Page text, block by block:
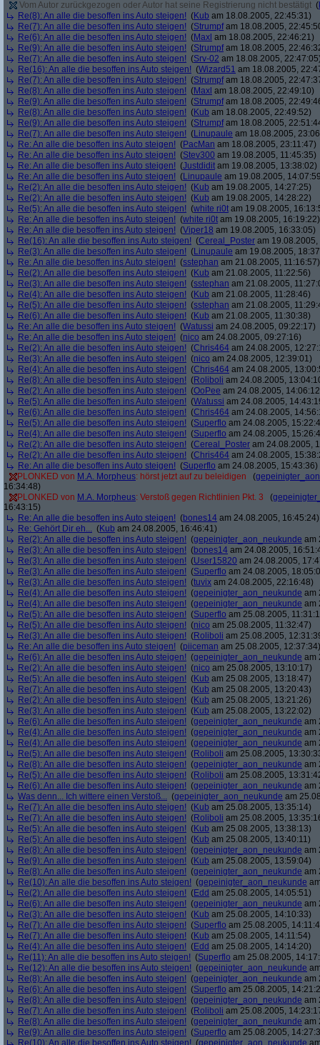
Vom Autor zurückgezogen oder Autor hat seine Registrierung nicht bestätigt (
Re(8): An alle die besoffen ins Auto steigen! (Kub am 18.08.2005, 22:45:31)
Re(7): An alle die besoffen ins Auto steigen! (Strumpfam 18.08.2005,
Re(6): An alle die besoffen ins Auto steigen! (Maxl am 18.08.2005, 22:46:21)
Re(9): An alle die besoffen ins Auto steigen! (Strumpfam 18.08.2005,
Re(7): An alle die besoffen ins Auto steigen! (Srv-02 am 18.08.2005,
Re(16): An alle die besoffen ins Auto steigen! (Wizard51 am 18.08.2005,
Re(7): An alle die besoffen ins Auto steigen! (Strumpfam 18.08.2005,
Re(8): An alle die besoffen ins Auto steigen! (Maxl am 18.08.2005, 22:49:10)
Re(9): An alle die besoffen ins Auto steigen! (Strumpfam 18.08.2005,
Re(8): An alle die besoffen ins Auto steigen! (Kub am 18.08.2005, 22:49:52)
Re(9): An alle die besoffen ins Auto steigen! (Strumpfam 18.08.2005,
Re(7): An alle die besoffen ins Auto steigen! (Linupaule am 18.08.2005,
Re: An alle die besoffen ins Auto steigen! (PacMan am 18.08.2005, 23:11:47)
Re: An alle die besoffen ins Auto steigen! (Stev300 am 19.08.2005, 11:45:35)
Re: An alle die besoffen ins Auto steigen! (Justdidit am 19.08.2005, 13:38:02)
Re: An alle die besoffen ins Auto steigen! (Linupaule am 19.08.2005,
Re(2): An alle die besoffen ins Auto steigen! (Kub am 19.08.2005, 14:27:25)
Re(2): An alle die besoffen ins Auto steigen! (Kub am 19.08.2005, 14:28:22)
Re(5): An alle die besoffen ins Auto steigen! (white ri0t am 19.08.2005,
Re: An alle die besoffen ins Auto steigen! (white ri0t am 19.08.2005, 16:19:22)
Re: An alle die besoffen ins Auto steigen! (Viper18 am 19.08.2005, 16:33:05)
Re(16): An alle die besoffen ins Auto steigen! (Cereal_Poster am
Re(3): An alle die besoffen ins Auto steigen! (Linupaule am 19.08.2005,
Re: An alle die besoffen ins Auto steigen! (sstephan am 21.08.2005, 11:16:57)
Re(2): An alle die besoffen ins Auto steigen! (Kub am 21.08.2005, 11:22:56)
Re(3): An alle die besoffen ins Auto steigen! (sstephan am 21.08.2005,
Re(4): An alle die besoffen ins Auto steigen! (Kub am 21.08.2005, 11:28:46)
Re(5): An alle die besoffen ins Auto steigen! (sstephan am 21.08.2005,
Re(6): An alle die besoffen ins Auto steigen! (Kub am 21.08.2005, 11:30:38)
Re: An alle die besoffen ins Auto steigen! (Watussi am 24.08.2005, 09:22:17)
Re: An alle die besoffen ins Auto steigen! (nico am 24.08.2005, 09:27:16)
Re(2): An alle die besoffen ins Auto steigen! (Chris464 am 24.08.2005,
Re(3): An alle die besoffen ins Auto steigen! (nico am 24.08.2005, 12:39:01)
Re(4): An alle die besoffen ins Auto steigen! (Chris464 am 24.08.2005,
Re(8): An alle die besoffen ins Auto steigen! (Roliboli am 24.08.2005,
Re(2): An alle die besoffen ins Auto steigen! (OoPee am 24.08.2005,
Re(5): An alle die besoffen ins Auto steigen! (Watussi am 24.08.2005,
Re(6): An alle die besoffen ins Auto steigen! (Chris464 am 24.08.2005,
Re(5): An alle die besoffen ins Auto steigen! (Superflo am 24.08.2005,
Re(4): An alle die besoffen ins Auto steigen! (Superflo am 24.08.2005,
Re(2): An alle die besoffen ins Auto steigen! (Cereal_Poster am 24.08.2005,
Re(2): An alle die besoffen ins Auto steigen! (Chris464 am 24.08.2005,
Re: An alle die besoffen ins Auto steigen! (Superflo am 24.08.2005, 15:43:36)
PLONKED von M.A. Morpheus: hörst jetzt auf zu beleidigen (
16:34:48)
PLONKED von M.A. Morpheus: Verstoß gegen Richtlinien Pkt. 3 (
16:43:15)
Re: An alle die besoffen ins Auto steigen! (bones14 am 24.08.2005, 16:45:24)
Re: Gehört Dir eh... (Kub am 24.08.2005, 16:46:41)
Re(2): An alle die besoffen ins Auto steigen! (gepeinigter_aon_neukunde am
Re(3): An alle die besoffen ins Auto steigen! (bones14 am 24.08.2005,
Re(3): An alle die besoffen ins Auto steigen! (User15820 am 24.08.2005,
Re(3): An alle die besoffen ins Auto steigen! (Superflo am 24.08.2005,
Re(3): An alle die besoffen ins Auto steigen! (tuvix am 24.08.2005, 22:16:48)
Re(4): An alle die besoffen ins Auto steigen! (gepeinigter_aon_neukunde am
Re(4): An alle die besoffen ins Auto steigen! (gepeinigter_aon_neukunde am
Re(5): An alle die besoffen ins Auto steigen! (Superflo am 25.08.2005,
Re(5): An alle die besoffen ins Auto steigen! (nico am 25.08.2005, 11:32:47)
Re(3): An alle die besoffen ins Auto steigen! (Roliboli am 25.08.2005,
Re: An alle die besoffen ins Auto steigen! (piiceman am 25.08.2005, 12:37:34)
Re(6): An alle die besoffen ins Auto steigen! (gepeinigter_aon_neukunde am
Re(2): An alle die besoffen ins Auto steigen! (nico am 25.08.2005, 13:10:17)
Re(5): An alle die besoffen ins Auto steigen! (Kub am 25.08.2005, 13:18:47)
Re(7): An alle die besoffen ins Auto steigen! (Kub am 25.08.2005, 13:20:43)
Re(2): An alle die besoffen ins Auto steigen! (Kub am 25.08.2005, 13:21:26)
Re(3): An alle die besoffen ins Auto steigen! (Kub am 25.08.2005, 13:22:02)
Re(6): An alle die besoffen ins Auto steigen! (gepeinigter_aon_neukunde am
Re(4): An alle die besoffen ins Auto steigen! (gepeinigter_aon_neukunde am
Re(4): An alle die besoffen ins Auto steigen! (gepeinigter_aon_neukunde am
Re(5): An alle die besoffen ins Auto steigen! (Roliboli am 25.08.2005,
Re(8): An alle die besoffen ins Auto steigen! (gepeinigter_aon_neukunde am
Re(5): An alle die besoffen ins Auto steigen! (Roliboli am 25.08.2005,
Re(6): An alle die besoffen ins Auto steigen! (gepeinigter_aon_neukunde am
Was denn... Ich wittere einen Verstoß... (gepeinigter_aon_neukunde am
Re(7): An alle die besoffen ins Auto steigen! (Kub am 25.08.2005, 13:35:14)
Re(7): An alle die besoffen ins Auto steigen! (Roliboli am 25.08.2005,
Re(5): An alle die besoffen ins Auto steigen! (Kub am 25.08.2005, 13:38:13)
Re(5): An alle die besoffen ins Auto steigen! (Kub am 25.08.2005, 13:40:11)
Re(8): An alle die besoffen ins Auto steigen! (gepeinigter_aon_neukunde am
Re(9): An alle die besoffen ins Auto steigen! (Kub am 25.08.2005, 13:59:04)
Re(8): An alle die besoffen ins Auto steigen! (gepeinigter_aon_neukunde am
Re(10): An alle die besoffen ins Auto steigen! (gepeinigter_aon_neukunde
Re(2): An alle die besoffen ins Auto steigen! (Edd am 25.08.2005, 14:05:51)
Re(6): An alle die besoffen ins Auto steigen! (gepeinigter_aon_neukunde am
Re(3): An alle die besoffen ins Auto steigen! (Kub am 25.08.2005, 14:10:33)
Re(7): An alle die besoffen ins Auto steigen! (Superflo am 25.08.2005,
Re(7): An alle die besoffen ins Auto steigen! (Kub am 25.08.2005, 14:11:54)
Re(4): An alle die besoffen ins Auto steigen! (Edd am 25.08.2005, 14:14:20)
Re(11): An alle die besoffen ins Auto steigen! (Superflo am 25.08.2005,
Re(12): An alle die besoffen ins Auto steigen! (gepeinigter_aon_neukunde
Re(8): An alle die besoffen ins Auto steigen! (gepeinigter_aon_neukunde am
Re(6): An alle die besoffen ins Auto steigen! (Superflo am 25.08.2005,
Re(8): An alle die besoffen ins Auto steigen! (gepeinigter_aon_neukunde am
Re(7): An alle die besoffen ins Auto steigen! (Roliboli am 25.08.2005,
Re(8): An alle die besoffen ins Auto steigen! (gepeinigter_aon_neukunde am
Re(9): An alle die besoffen ins Auto steigen! (Superflo am 25.08.2005,
Re(10): An alle die besoffen ins Auto steigen! (gepeinigter_aon_neukunde